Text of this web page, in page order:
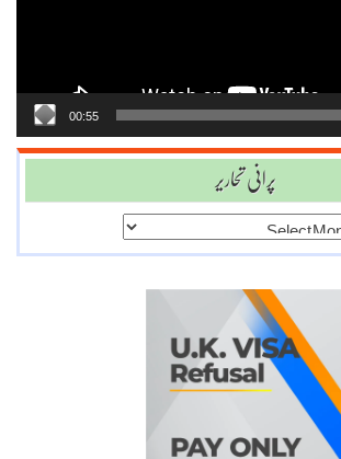
00:55
پرانی تحاریر